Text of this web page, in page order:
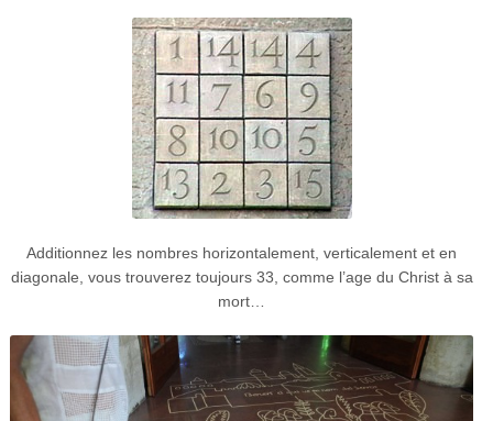
Additionnez les nombres horizontalement, verticalement et en
diagonale, vous trouverez toujours 33, comme l’age du Christ à sa
mort…